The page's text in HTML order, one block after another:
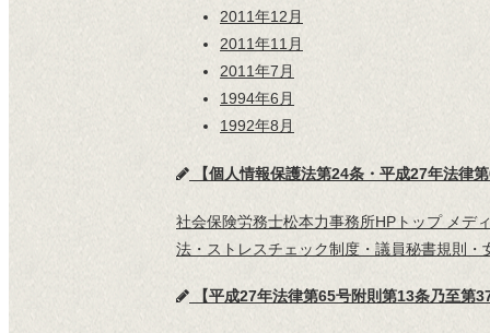
2011年12月
2011年11月
2011年7月
1994年6月
1992年8月
【個人情報保護法第24条・平成27年法律
社会保険労務士松本力事務所HPトップ メデ
法・ストレスチェック制度・議員秘書規則
【平成27年法律第65号附則第13条乃至第